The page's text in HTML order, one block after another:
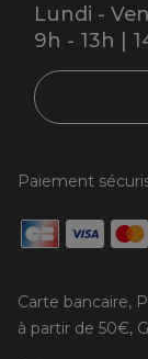
Lundi -
9h - 13h |
Paiement
Carte bancaire,
à partir de 50€,